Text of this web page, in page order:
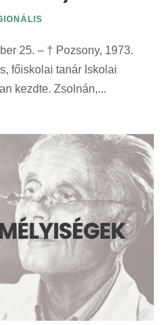
25. – † Pozsony, 1973.
főiskolai tanár Iskolai
kezdte. Zsolnán,...